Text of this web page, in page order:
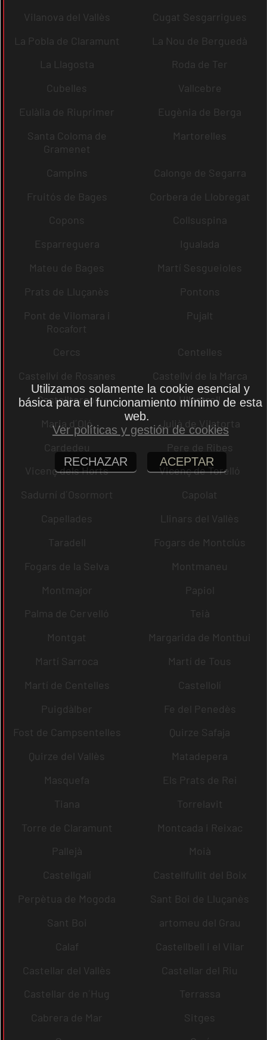
Vilanova del Vallès
Cugat Sesgarrigues
La Pobla de Claramunt
La Nou de Berguedà
La Llagosta
Roda de Ter
Cubelles
Vallcebre
Eulàlia de Riuprimer
Eugènia de Berga
Santa Coloma de
Gramenet
Martorelles
Campins
Calonge de Segarra
Fruitós de Bages
Corbera de Llobregat
Copons
Collsuspina
Esparreguera
Igualada
Mateu de Bages
Martí Sesgueioles
Prats de Lluçanès
Pontons
Pont de Vilomara i
Rocafort
Pujalt
Cercs
Centelles
Castellví de Rosanes
Castellví de la Marca
Castellterçol
Ullastrell
Maria d´Oló
Julià de Vilatorta
Cardedeu
Pere de Ribes
Vicenç dels Horts
Vicenç de Torelló
Sadurní d´Osormort
Capolat
Capellades
Llinars del Vallès
Taradell
Fogars de Montclús
Fogars de la Selva
Montmaneu
Montmajor
Papiol
Palma de Cervelló
Teià
Montgat
Margarida de Montbui
Martí Sarroca
Martí de Tous
Martí de Centelles
Castellolí
Puigdàlber
Fe del Penedès
Fost de Campsentelles
Quirze Safaja
Quirze del Vallès
Matadepera
Masquefa
Els Prats de Rei
Tiana
Torrelavit
Torre de Claramunt
Montcada i Reixac
Pallejà
Moià
Castellgalí
Castellfullit del Boix
Perpètua de Mogoda
Sant Boi de Lluçanès
Sant Boi
artomeu del Grau
Calaf
Castellbell i el Vilar
Castellar del Vallès
Castellar del Riu
Castellar de n´Hug
Terrassa
Cabrera de Mar
Sitges
Utilizamos solamente la cookie esencial y
básica para el funcionamiento mínimo de esta
web.
Ver políticas y gestión de cookies
RECHAZAR ACEPTAR